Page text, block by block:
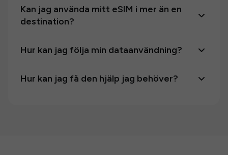
Kan jag använda mitt eSIM i mer än en
destination?
Hur kan jag följa min dataanvändning?
Hur kan jag få den hjälp jag behöver?